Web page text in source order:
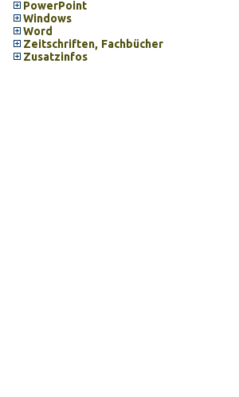
PowerPoint
Windows
Word
Zeitschriften, Fachbücher
Zusatzinfos